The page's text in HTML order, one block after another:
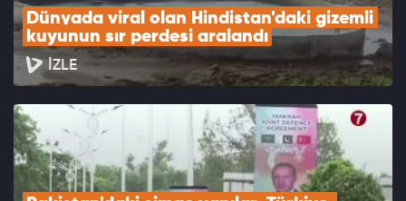
Dünyada viral olan Hindistan'daki gizemli
kuyunun sır perdesi aralandı
İZLE